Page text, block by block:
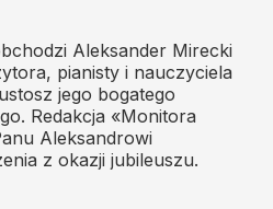
Aleksander Mirecki
pianisty i nauczyciela
jego bogatego
Redakcja «Monitora
Aleksandrowi
z okazji jubileuszu.